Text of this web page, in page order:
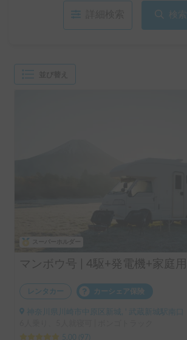
検索
レンタカー カーシェア保険
神奈川県川崎市中原区新城, ' 武蔵新城駅南口
5.00
97